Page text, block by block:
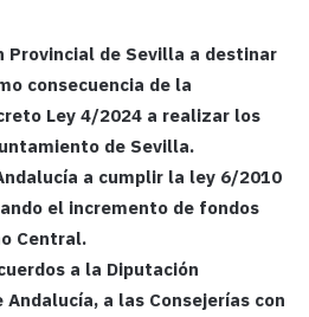
Provincial de Sevilla a destinar
consecuencia de la
Ley 4/2024 a realizar los
de Sevilla.
a cumplir la ley 6/2010
el incremento de fondos
Central.
a la Diputación
a las Consejerías con